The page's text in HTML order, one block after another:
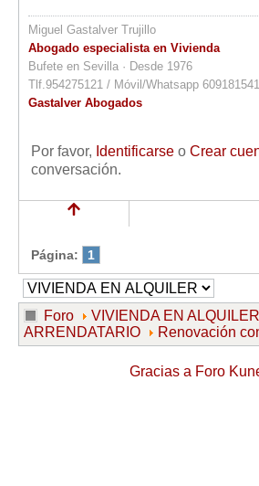
Miguel Gastalver Trujillo
Abogado especialista en Vivienda
Bufete en Sevilla · Desde 1976
Tlf.954275121 / Móvil/Whatsapp 609181541
Gastalver Abogados
Por favor, Identificarse o Crear
conversación.
Página: 1
Foro VIVIENDA EN ALQUILER
ARRENDATARIO
Renovación
Gracias a Foro